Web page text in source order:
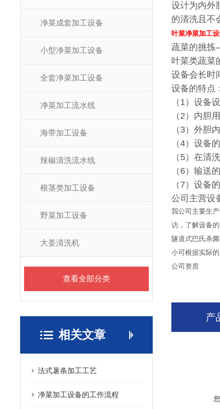
净菜成套加工设备
小型净菜加工设备
全套净菜加工设备
净菜加工流水线
海带加工设备
辣椒清洗流水线
根茎类加工设备
野菜加工设备
大姜清洗机
查看全部分类
相关文章
法式薯条加工工艺
净菜加工设备的工作流程
设计为内外
的清洗且不
叶菜净菜加工
蔬菜的挑拣
叶菜类蔬菜
设备会长时
设备的特点
（1）设备
（2）内胆
（3）外胆
（4）设备
（5）在清
（6）输送
（7）设备
公司主营设
我公司主要生
访，了解设备
隧道式巴氏杀
小可根据实际
公司资质
产